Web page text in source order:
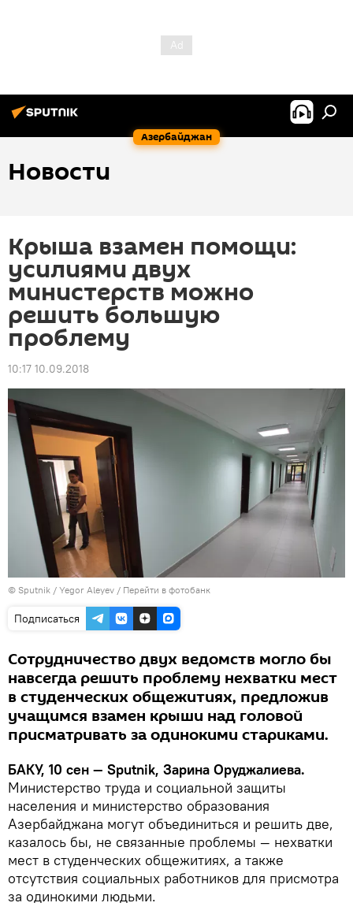
Азербайджан
Новости
Крыша взамен помощи:
усилиями двух
министерств можно
решить большую
проблему
10:17 10.09.2018
© Sputnik / Yegor Aleyev / Перейти в фотобанк
Подписаться
Сотрудничество двух ведомств могло бы
навсегда решить проблему нехватки мест
в студенческих общежитиях, предложив
учащимся взамен крыши над головой
присматривать за одинокими стариками.
БАКУ, 10 сен — Sputnik, Зарина Оруджалиева.
Министерство труда и социальной защиты
населения и министерство образования
Азербайджана могут объединиться и решить две,
казалось бы, не связанные проблемы — нехватки
мест в студенческих общежитиях, а также
отсутствия социальных работников для присмотра
за одинокими людьми.